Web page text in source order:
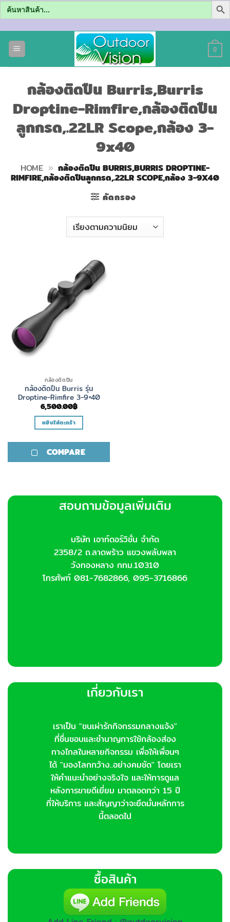
Search
for:
0
กล้องติดปืน Burris,Burris
Droptine-Rimfire,กล้องติดปืน
ลูกกรด,.22LR Scope,กล้อง 3-
9x40
HOME » กล้องติดปืน BURRIS,BURRIS DROPTINE-
RIMFIRE,กล้องติดปืนลูกกรด,.22LR SCOPE,กล้อง 3-9X40
คัดกรอง
กล้องติดปืน
กล้องติดปืน Burris รุ่น
Droptine-Rimfire 3-9×40
6,500.00฿
หยิบใส่ตะกร้า
COMPARE
สอบถามข้อมูลเพิ่มเติม
บริษัท เอาท์ดอร์วิชั่น จำกัด
2358/2 ถ.ลาดพร้าว แขวงพลับพลา
วังทองหลาง กทม.10310
โทรศัพท์ 081-7682866, 095-3716866
เกี่ยวกับเรา
เราเป็น "ชนเผ่ารักกิจกรรมกลางแจ้ง"
ที่ชื่นชอบและชำนาญการใช้กล้องส่อง
ทางไกลในหลายกิจกรรม เพื่อให้เพื่อนๆ
ได้ "มองโลกกว้าง..อย่างคมชัด" โดยเรา
ให้คำแนะนำอย่างจริงใจ และให้การดูแล
หลังการขายดีเยี่ยม มาตลอดกว่า 15 ปี
ที่ให้บริการ และสัญญาว่าจะยึดมั่นหลักการ
นี้ตลอดไป
ซื้อสินค้า